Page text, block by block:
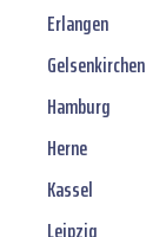
Erlangen
Gelsenkirchen
Hamburg
Herne
Kassel